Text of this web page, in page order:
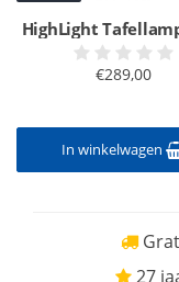
HighLight
€289,00
In winkelwagen
27